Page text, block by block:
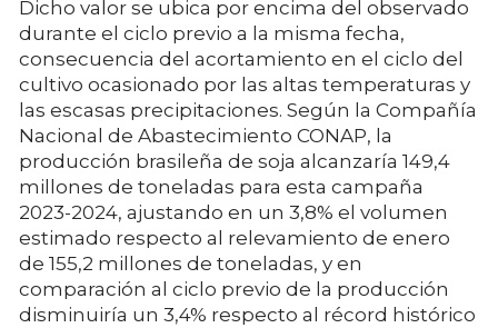
Dicho valor se ubica por encima del observado
durante el ciclo previo a la misma fecha,
consecuencia del acortamiento en el ciclo del
cultivo ocasionado por las altas temperaturas y
las escasas precipitaciones. Según la Compañía
Nacional de Abastecimiento CONAP, la
producción brasileña de soja alcanzaría 149,4
millones de toneladas para esta campaña
2023-2024, ajustando en un 3,8% el volumen
estimado respecto al relevamiento de enero
de 155,2 millones de toneladas, y en
comparación al ciclo previo de la producción
disminuiría un 3,4% respecto al récord histórico